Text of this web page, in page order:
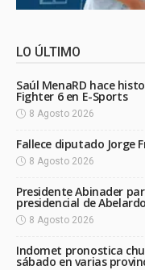
LO ÚLTIMO
Saúl MenaRD hace
Fighter 6 en E-Sports
8 Agosto 2026
Fallece diputado Jorge
8 Agosto 2026
Presidente Abinader
presidencial de
8 Agosto 2026
Indomet pronostica
sábado en varias